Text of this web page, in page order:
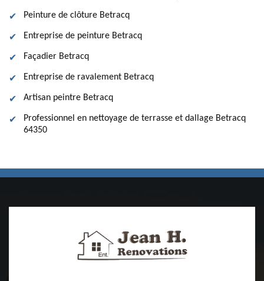
Peinture de clôture Betracq
Entreprise de peinture Betracq
Façadier Betracq
Entreprise de ravalement Betracq
Artisan peintre Betracq
Professionnel en nettoyage de terrasse et dallage Betracq
64350